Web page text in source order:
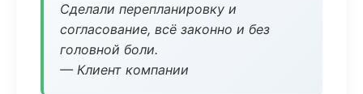
Сделали перепланировку и
согласование, всё законно и без
головной боли.
— Клиент компании